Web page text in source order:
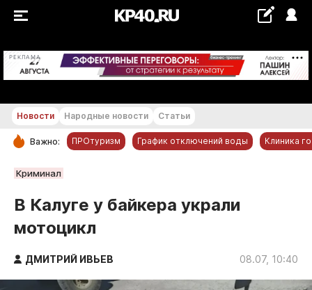
РЕКЛАМА +22...+23 °С
РУБРИКИ
Новости компаний
Статьи
Народные новости
Авто и транспорт
Новости Народные новости Статьи
Важно: ПРОтуризм График отключений воды Клиника
Криминал
В Калуге у байкера украли
мотоцикл
ДМИТРИЙ ИВЬЕВ 08.07, 10:40